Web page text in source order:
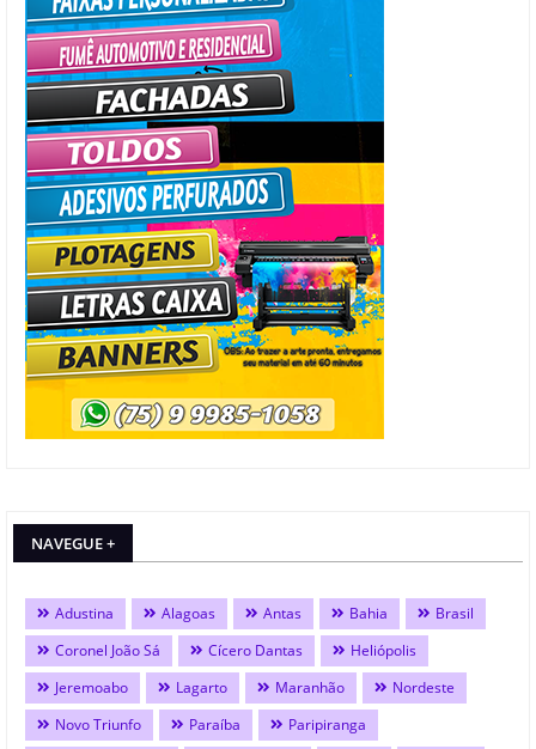
NAVEGUE +
Adustina Alagoas Antas Bahia
Brasil
Coronel João Sá
Cícero Dantas
Heliópolis
Jeremoabo
Lagarto Maranhão
Nordeste
Novo Triunfo
Paraíba
Paripiranga